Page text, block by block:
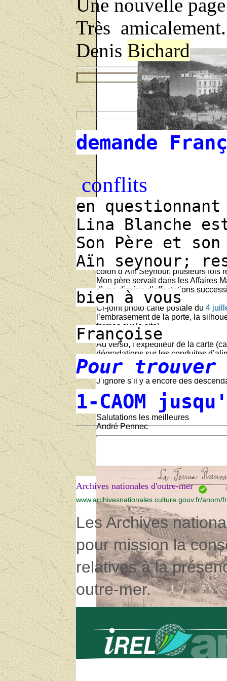
PLACE ou' fut assassiné le jeune
Bonsoir M. Vincent,
Je tenais à vous annoncer le
colon d’Ain Seynour, plusieurs fois
Mon père servait dans les Affaires
d’une dizaine d’affectations
Ci-joint photo carte postale du 4
l’embrasement de la porte, la
fermes sur le site)
Au verso, l’expéditeur de la carte
dégradations sur les conduites
chronologie, des insurrections
J’ignore s’il y a encore des
Félicitations pour la longévité et la
Salutations les meilleures
André Pennec
Une nouvelle
Très amicalement.
Denis Bichard
demande
conflits
en
Lina Blanche
Son Père et
Aïn seynour;
bien à vous
Françoise
Pour trouver
1-CAOM
Archives nationales d'outre-mer
www.archivesnationales.culture.gouv.fr/anom/
Les Archives
pour mission la
relatives à la
outre-mer.